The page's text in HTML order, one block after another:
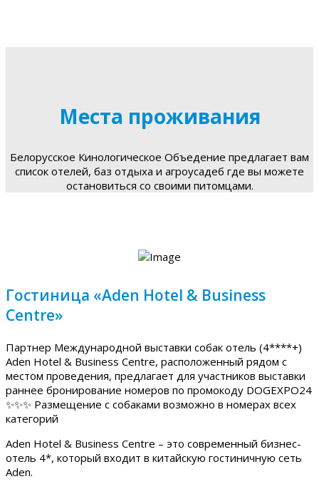
Места проживания
Белорусское Кинологическое Объедение предлагает вам
список отелей, баз отдыха и агроусадеб где вы можете
остановиться со своими питомцами.
Гостиница «Aden Hotel & Business
Centre»
Партнер Международной выставки собак отель (4****+)
Aden Hotel & Business Centre, расположенный рядом с
местом проведения, предлагает для участников выставки
раннее бронирование номеров по промокоду DOGEXPO24
✨✨✨ Размещение с собаками возможно в номерах всех
категорий
Aden Hotel & Business Centre – это современный бизнес-
отель 4*, который входит в китайскую гостиничную сеть
Aden.